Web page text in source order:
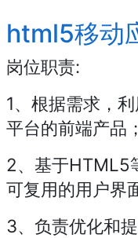
html5移动
岗位职责:
1、根据需求，
平台的前端产品；
2、基于HTML5
可复用的用户界
3、负责优化和